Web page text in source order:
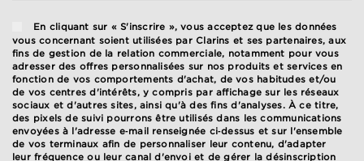
En cliquant sur « S'inscrire », vous acceptez que les données
vous concernant soient utilisées par Clarins et ses partenaires, aux
fins de gestion de la relation commerciale, notamment pour vous
adresser des offres personnalisées sur nos produits et services en
fonction de vos comportements d'achat, de vos habitudes et/ou
de vos centres d'intérêts, y compris par affichage sur les réseaux
sociaux et d'autres sites, ainsi qu'à des fins d'analyses. À ce titre,
des pixels de suivi pourrons être utilisés dans les communications
envoyées à l'adresse e‑mail renseignée ci‑dessus et sur l'ensemble
de vos terminaux afin de personnaliser leur contenu, d'adapter
leur fréquence ou leur canal d'envoi et de gérer la désinscription